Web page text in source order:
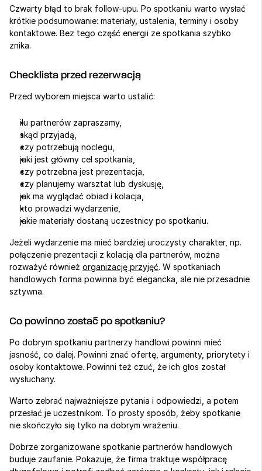
Czwarty błąd to brak follow-upu. Po spotkaniu warto wysłać
krótkie podsumowanie: materiały, ustalenia, terminy i osoby
kontaktowe. Bez tego część energii ze spotkania szybko
znika.
Checklista przed rezerwacją
Przed wyborem miejsca warto ustalić:
ilu partnerów zapraszamy,
skąd przyjadą,
czy potrzebują noclegu,
jaki jest główny cel spotkania,
czy potrzebna jest prezentacja,
czy planujemy warsztat lub dyskusję,
jak ma wyglądać obiad i kolacja,
kto prowadzi wydarzenie,
jakie materiały dostaną uczestnicy po spotkaniu.
Jeżeli wydarzenie ma mieć bardziej uroczysty charakter, np.
połączenie prezentacji z kolacją dla partnerów, można
rozważyć również organizację przyjęć. W spotkaniach
handlowych forma powinna być elegancka, ale nie przesadnie
sztywna.
Co powinno zostać po spotkaniu?
Po dobrym spotkaniu partnerzy handlowi powinni mieć
jasność, co dalej. Powinni znać ofertę, argumenty, priorytety i
osoby kontaktowe. Powinni też czuć, że ich głos został
wysłuchany.
Warto zebrać najważniejsze pytania i odpowiedzi, a potem
przesłać je uczestnikom. To prosty sposób, żeby spotkanie
nie skończyło się tylko na dobrym wrażeniu.
Dobrze zorganizowane spotkanie partnerów handlowych
buduje zaufanie. Pokazuje, że firma traktuje współpracę